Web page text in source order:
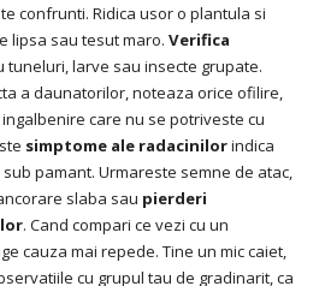
confrunti. Ridica usor o plantula si
lipsa sau tesut maro. Verifica
tuneluri, larve sau insecte grupate.
a daunatorilor, noteaza orice ofilire,
care nu se potriveste cu
simptome ale radacinilorindica
pamant. Urmareste semne de atac,
slaba sau pierderi
. Cand compari ce vezi cu un
cauza mai repede. Tine un mic caiet,
cu grupul tau de gradinarit, ca